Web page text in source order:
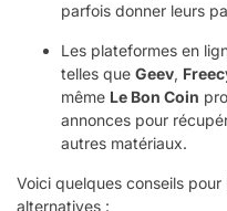
parfois donner leurs
Les plateformes en
telles que Geev,
même Le Bon Coin
annonces pour
autres matériaux.
Voici quelques conseils
alternatives :